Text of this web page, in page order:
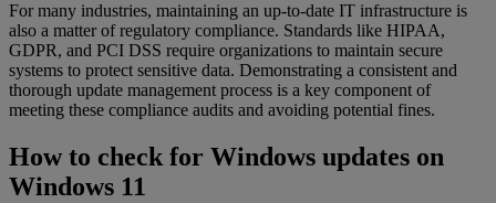
For many industries, maintaining an up-to-date IT infrastructure is
also a matter of regulatory compliance. Standards like HIPAA,
GDPR, and PCI DSS require organizations to maintain secure
systems to protect sensitive data. Demonstrating a consistent and
thorough update management process is a key component of
meeting these compliance audits and avoiding potential fines.
How to check for Windows updates on
Windows 11